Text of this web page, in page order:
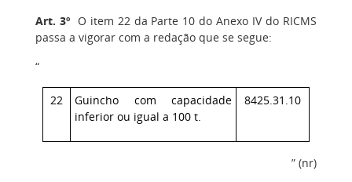
Art. 3ºO item 22 da Parte 10 do Anexo IV do RICMS
passa a vigorar com a redação que se segue:
“
22
Guincho com capacidade
inferior ou igual a 100 t.
8425.31.10
” (nr)